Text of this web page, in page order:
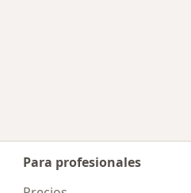
Para profesionales